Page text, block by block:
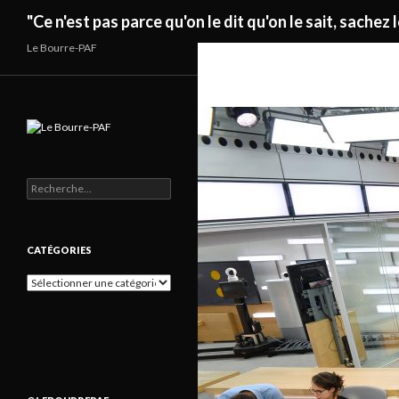
"Ce n'est pas parce qu'on le dit qu'on le sait, sachez
Le Bourre-PAF
Rechercher :
CATÉGORIES
Catégories